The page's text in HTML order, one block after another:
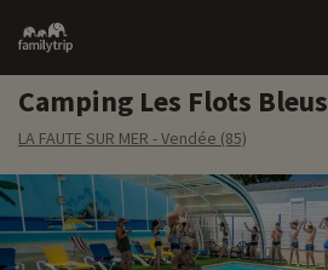
Family
trip
Camping Les Flots Bleus
LA FAUTE SUR MER - Vendée (85)